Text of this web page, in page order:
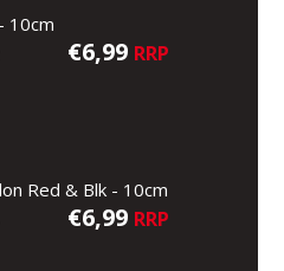
10cm
€6,99 RRP
Red & Blk - 10cm
€6,99 RRP